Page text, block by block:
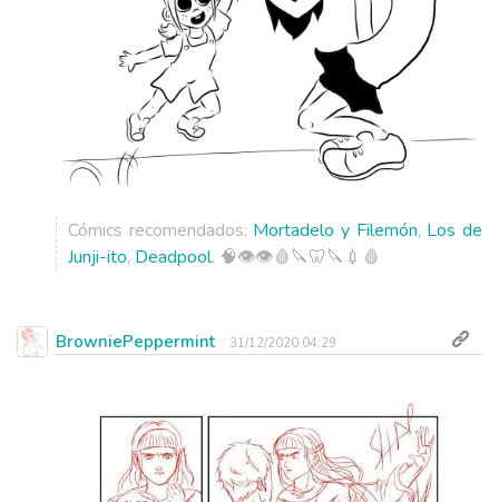
Cómics recomendados: Mortadelo y Filemón, Los de
Junji-ito, Deadpool. 🧠👁️👁️🩸🔪🦷🔪💉🩸
BrowniePeppermint 31/12/2020 04:29